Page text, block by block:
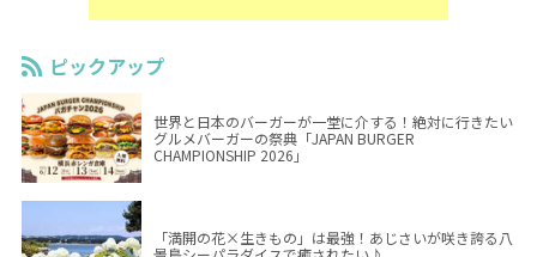
ピックアップ
世界と日本のバーガーが一堂に介する！絶対に行きたい
グルメバーガーの祭典「JAPAN BURGER
CHAMPIONSHIP 2026」
「満開の花×生きもの」は最強！あじさいが咲き誇る八